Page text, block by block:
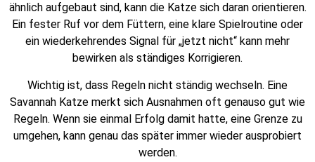
ähnlich aufgebaut sind, kann die Katze sich daran orientieren.
Ein fester Ruf vor dem Füttern, eine klare Spielroutine oder
ein wiederkehrendes Signal für „jetzt nicht“ kann mehr
bewirken als ständiges Korrigieren.
Wichtig ist, dass Regeln nicht ständig wechseln. Eine
Savannah Katze merkt sich Ausnahmen oft genauso gut wie
Regeln. Wenn sie einmal Erfolg damit hatte, eine Grenze zu
umgehen, kann genau das später immer wieder ausprobiert
werden.